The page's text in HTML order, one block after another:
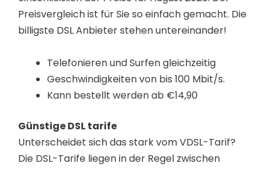
Preisvergleich ist für Sie so einfach gemacht. Die
billigste DSL Anbieter stehen untereinander!
Telefonieren und Surfen gleichzeitig
Geschwindigkeiten von bis 100 Mbit/s.
Kann bestellt werden ab €14,90
Günstige DSL tarife
Unterscheidet sich das stark vom VDSL-Tarif?
Die DSL-Tarife liegen in der Regel zwischen